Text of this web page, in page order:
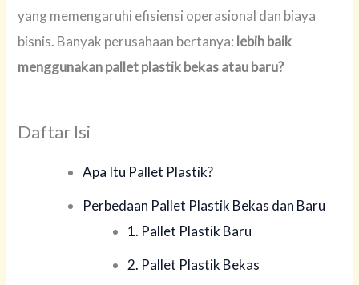
yang memengaruhi efisiensi operasional dan biaya
bisnis. Banyak perusahaan bertanya: lebih baik
menggunakan pallet plastik bekas atau baru?
Daftar Isi
Apa Itu Pallet Plastik?
Perbedaan Pallet Plastik Bekas dan Baru
1. Pallet Plastik Baru
2. Pallet Plastik Bekas